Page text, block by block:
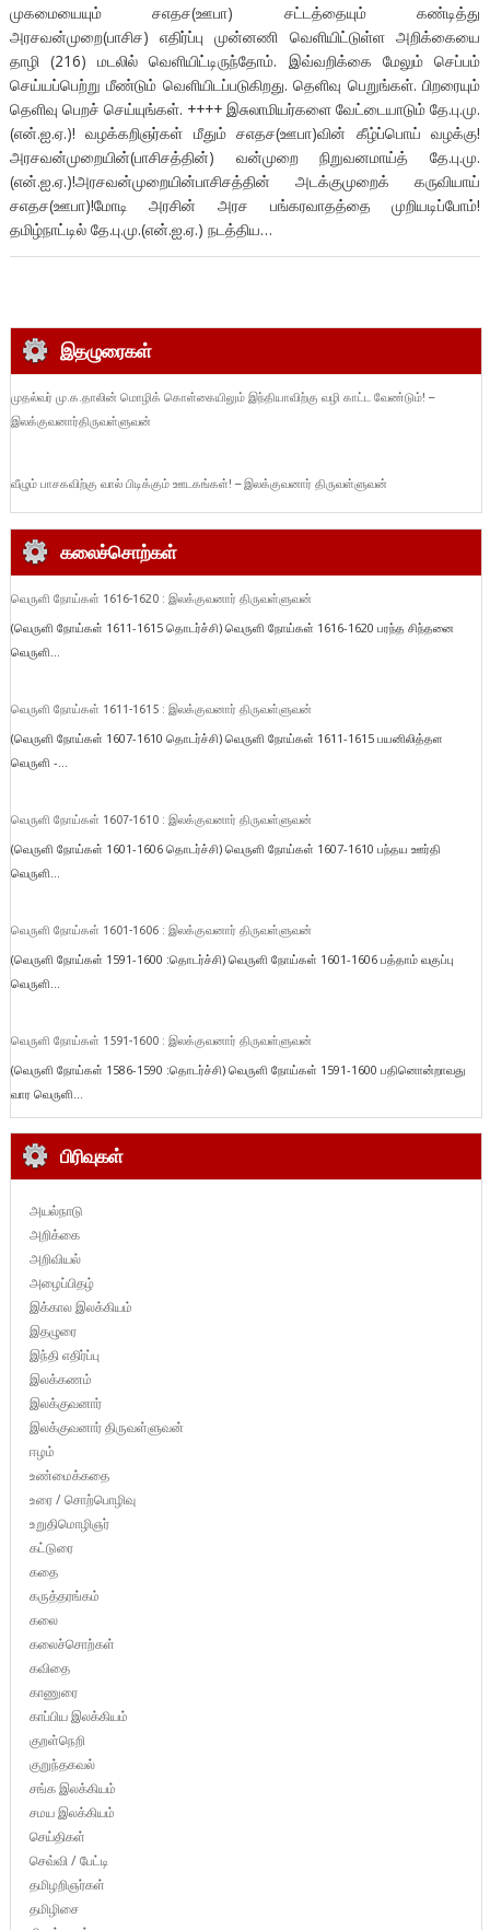
முகமையையும் சஎதச(ஊபா) சட்டத்தையும் கண்டித்து
அரசவன்முறை(பாசிச) எதிர்ப்பு முன்னணி வெளியிட்டுள்ள அறிக்கையை
தாழி (216) மடலில் வெளியிட்டிருந்தோம். இவ்வறிக்கை மேலும் செப்பம்
செய்யப்பெற்று மீண்டும் வெளியிடப்படுகிறது. தெளிவு பெறுங்கள். பிறரையும்
தெளிவு பெறச் செய்யுங்கள். ++++ இசுலாமியர்களை வேட்டையாடும் தே.பு.மு.
(என்.ஐ.ஏ.)! வழக்கறிஞர்கள் மீதும் சஎதச(ஊபா)வின் கீழ்ப்பொய் வழக்கு!
அரசவன்முறையின்(பாசிசத்தின்) வன்முறை நிறுவனமாய்த் தே.பு.மு.
(என்.ஐ.ஏ.)!அரசவன்முறையின்பாசிசத்தின் அடக்குமுறைக் கருவியாய்
சஎதச(ஊபா)!மோடி அரசின் அரச பங்கரவாதத்தை முறியடிப்போம்!
தமிழ்நாட்டில் தே.பு.மு.(என்.ஐ.ஏ.) நடத்திய…
இதழுரைகள்
முதல்வர் மு.க.தாலின் மொழிக் கொள்கையிலும் இந்தியாவிற்கு வழி காட்ட வேண்டும்! –
இலக்குவனார்திருவள்ளுவன்
வீழும் பாசகவிற்கு வால் பிடிக்கும் ஊடகங்கள்! – இலக்குவனார் திருவள்ளுவன்
கலைச்சொற்கள்
வெருளி நோய்கள் 1616-1620 : இலக்குவனார் திருவள்ளுவன்
(வெருளி நோய்கள் 1611-1615 தொடர்ச்சி) வெருளி நோய்கள் 1616-1620 பரந்த சிந்தனை
வெருளி...
வெருளி நோய்கள் 1611-1615 : இலக்குவனார் திருவள்ளுவன்
(வெருளி நோய்கள் 1607-1610 தொடர்ச்சி) வெருளி நோய்கள் 1611-1615 பயனிலித்தள
வெருளி -...
வெருளி நோய்கள் 1607-1610 : இலக்குவனார் திருவள்ளுவன்
(வெருளி நோய்கள் 1601-1606 தொடர்ச்சி) வெருளி நோய்கள் 1607-1610 பந்தய ஊர்தி
வெருளி...
வெருளி நோய்கள் 1601-1606 : இலக்குவனார் திருவள்ளுவன்
(வெருளி நோய்கள் 1591-1600 :தொடர்ச்சி) வெருளி நோய்கள் 1601-1606 பத்தாம் வகுப்பு
வெருளி...
வெருளி நோய்கள் 1591-1600 : இலக்குவனார் திருவள்ளுவன்
(வெருளி நோய்கள் 1586-1590 :தொடர்ச்சி) வெருளி நோய்கள் 1591-1600 பதினொன்றாவது
வார வெருளி...
பிரிவுகள்
அயல்நாடு
அறிக்கை
அறிவியல்
அழைப்பிதழ்
இக்கால இலக்கியம்
இதழுரை
இந்தி எதிர்ப்பு
இலக்கணம்
இலக்குவனார்
இலக்குவனார் திருவள்ளுவன்
ஈழம்
உண்மைக்கதை
உரை / சொற்பொழிவு
உறுதிமொழிஞர்
கட்டுரை
கதை
கருத்தரங்கம்
கலை
கலைச்சொற்கள்
கவிதை
காணுரை
காப்பிய இலக்கியம்
குறள்நெறி
குறுந்தகவல்
சங்க இலக்கியம்
சமய இலக்கியம்
செய்திகள்
செவ்வி / பேட்டி
தமிழறிஞர்கள்
தமிழிசை